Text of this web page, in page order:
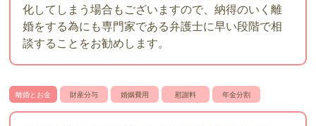
化してしまう場合もございますので、納得のいく離
婚をする為にも専門家である弁護士に早い段階で相
談することをお勧めします。
離婚とお金 財産分与 婚姻費用 慰謝料 年金分割